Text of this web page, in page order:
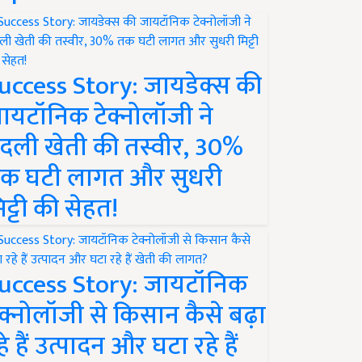
Story: जायडेक्स की
टेक्नोलॉजी ने
खेती की तस्वीर, 30%
घटी लागत और सुधरी
की सेहत!
Story: जायटॉनिक
से किसान कैसे बढ़ा
हैं उत्पादन और घटा रहे हैं